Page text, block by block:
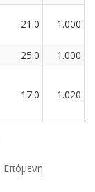
21.0 1.000
25.0
1.000
17.0 1.020
Επόμενη